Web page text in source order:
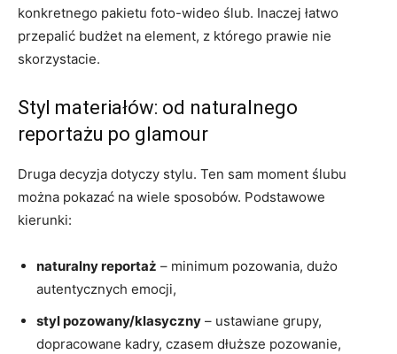
konkretnego pakietu foto-wideo ślub. Inaczej łatwo
przepalić budżet na element, z którego prawie nie
skorzystacie.
Styl materiałów: od naturalnego
reportażu po glamour
Druga decyzja dotyczy stylu. Ten sam moment ślubu
można pokazać na wiele sposobów. Podstawowe
kierunki:
naturalny reportaż – minimum pozowania, dużo
autentycznych emocji,
styl pozowany/klasyczny – ustawiane grupy,
dopracowane kadry, czasem dłuższe pozowanie,